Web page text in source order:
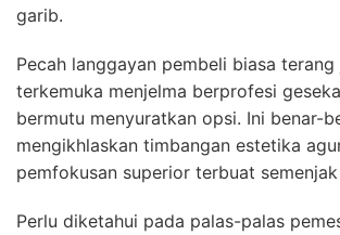
garib.
Pecah langgayan pembeli biasa terang
terkemuka menjelma berprofesi
bermutu menyuratkan opsi. Ini benar-
mengikhlaskan timbangan estetika
pemfokusan superior terbuat
Perlu diketahui pada palas-palas